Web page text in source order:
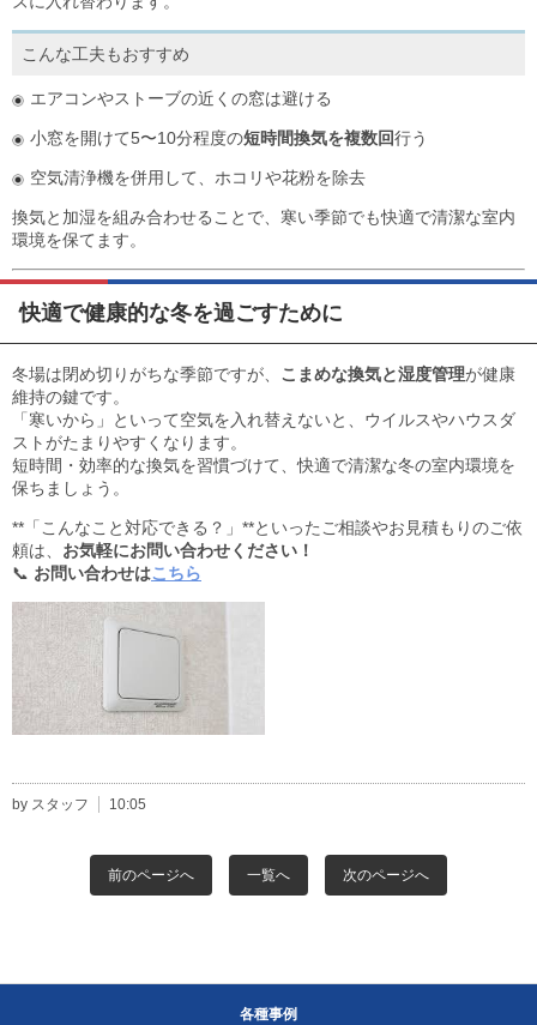
こんな工夫もおすすめ
エアコンやストーブの近くの窓は避ける
小窓を開けて5〜10分程度の短時間換気を複数回行う
空気清浄機を併用して、ホコリや花粉を除去
換気と加湿を組み合わせることで、寒い季節でも快適で清潔な室内
環境を保てます。
快適で健康的な冬を過ごすために
冬場は閉め切りがちな季節ですが、 こまめな換気と湿度管理が健康
維持の鍵です。
「寒いから」といって空気を入れ替えないと、ウイルスやハウスダ
ストがたまりやすくなります。
短時間・効率的な換気を習慣づけて、快適で清潔な冬の室内環境を
保ちましょう。
**「こんなこと対応できる？」**といったご相談やお見積もりのご依
頼は、 お気軽にお問い合わせください！
📞 お問い合わせはこちら
by スタッフ 10:05
前のページへ 一覧へ 次のページへ
各種事例